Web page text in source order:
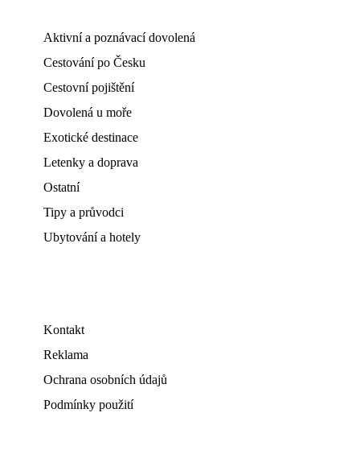
Aktivní a poznávací dovolená
Cestování po Česku
Cestovní pojištění
Dovolená u moře
Exotické destinace
Letenky a doprava
Ostatní
Tipy a průvodci
Ubytování a hotely
Kontakt
Reklama
Ochrana osobních údajů
Podmínky použití